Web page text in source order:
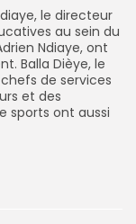
le directeur
au sein du
Ndiaye, ont
Balla Dièye, le
de services
et des
sports ont aussi